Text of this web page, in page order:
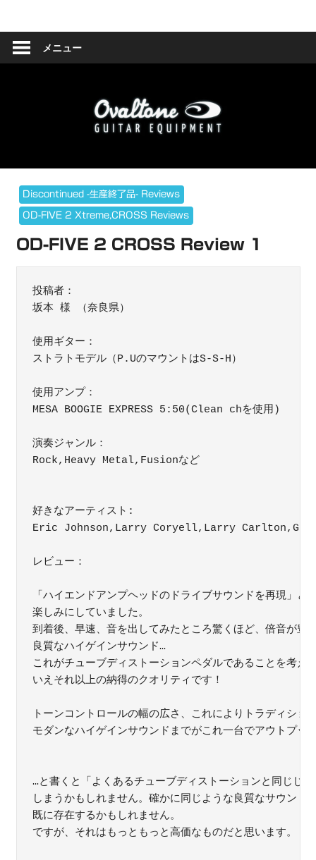
ン
Ovaltone
-
handmade
effect
メニュー
Discontinued -生産終了品- Reviews
OD-FIVE 2 Xtreme,CROSS Reviews
OD-FIVE 2 CROSS Review 1
投稿者：
坂本 様 （奈良県）
使用ギター：
ストラトモデル（P.UのマウントはS-S-H）
使用アンプ：
MESA BOOGIE EXPRESS 5:50(Clean chを使用)
演奏ジャンル：
Rock,Heavy Metal,Fusionなど
好きなアーティスト:
Eric Johnson,Larry Coryell,Larry Carlton,Greg
レビュー：
「ハイエンドアンプヘッドのドライブサウンドを再現」と
楽しみにしていました。
到着後、早速、音を出してみたところ驚くほど、倍音が豊
良質なハイゲインサウンド…
これがチューブディストーションペダルであることを考え
いえそれ以上の納得のクオリティです！
トーンコントロールの幅の広さ、これによりトラディショ
モダンなハイゲインサウンドまでがこれ一台でアウトプッ
…と書くと「よくあるチューブディストーションと同じじ
しまうかもしれません。確かに同じような良質なサウンド
既に存在するかもしれません。
ですが、それはもっともっと高価なものだと思います。